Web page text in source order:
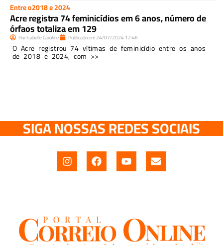
Entre o2018 e 2024
Acre registra 74 feminicídios em 6 anos, número de
órfaos totaliza em 129
PorIsabelle Caroline Publicado em24/07/2024 12:46
O Acre registrou 74 vítimas de feminicídio entre os anos
de 2018 e 2024, com >>
SIGA NOSSAS REDES SOCIAIS